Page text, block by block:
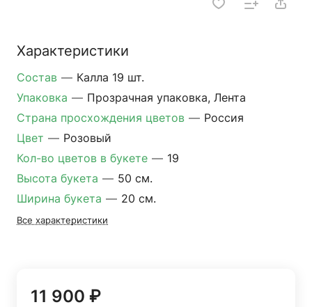
Характеристики
Состав — Калла 19 шт.
Упаковка — Прозрачная упаковка, Лента
Страна просхождения цветов — Россия
Цвет — Розовый
Кол-во цветов в букете — 19
Высота букета — 50 см.
Ширина букета — 20 см.
Все характеристики
11 900 ₽